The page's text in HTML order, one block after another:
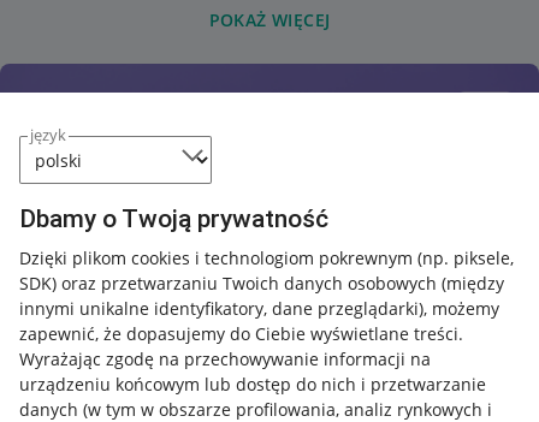
język
Dbamy o Twoją prywatność
Dzięki plikom cookies i technologiom pokrewnym (np. piksele,
SDK) oraz przetwarzaniu Twoich danych osobowych (między
innymi unikalne identyfikatory, dane przeglądarki), możemy
zapewnić, że dopasujemy do Ciebie wyświetlane treści.
Wyrażając zgodę na przechowywanie informacji na
urządzeniu końcowym lub dostęp do nich i przetwarzanie
danych (w tym w obszarze profilowania, analiz rynkowych i
POKAŻ WIĘCEJ